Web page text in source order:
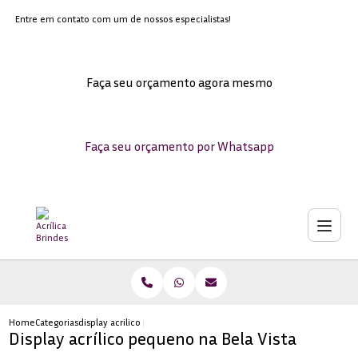
Entre em contato com um de nossos especialistas!
Faça seu orçamento agora mesmo
Faça seu orçamento por Whatsapp
HomeCategoriasdisplay acrilico pequeno bela vista
Display acrílico pequeno na Bela Vista